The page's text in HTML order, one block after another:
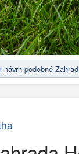
návrh podobné